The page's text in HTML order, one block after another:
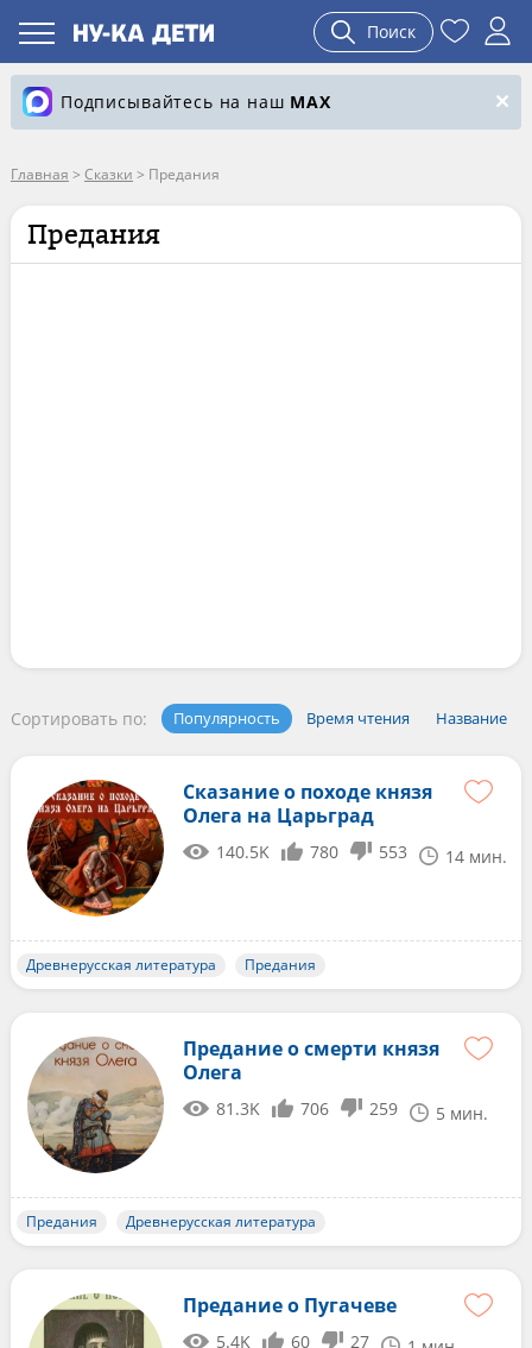
Поиск
Подписывайтесь на наш MAX
Главная > Сказки > Предания
Предания
Сортировать по: Популярность Время чтения Название
Сказание о походе князя
Олега на Царьград
140.5K 780 553 14 мин.
Древнерусская литература Предания
Предание о смерти князя
Олега
81.3K 706 259 5 мин.
Предания Древнерусская литература
Предание о Пугачеве
5.4K 60 27